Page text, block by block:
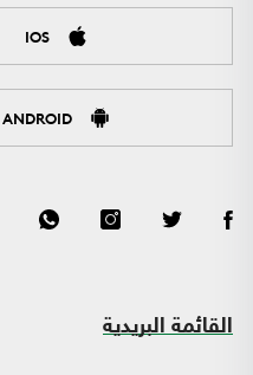
IOS
ANDROID
القائمة البريدية